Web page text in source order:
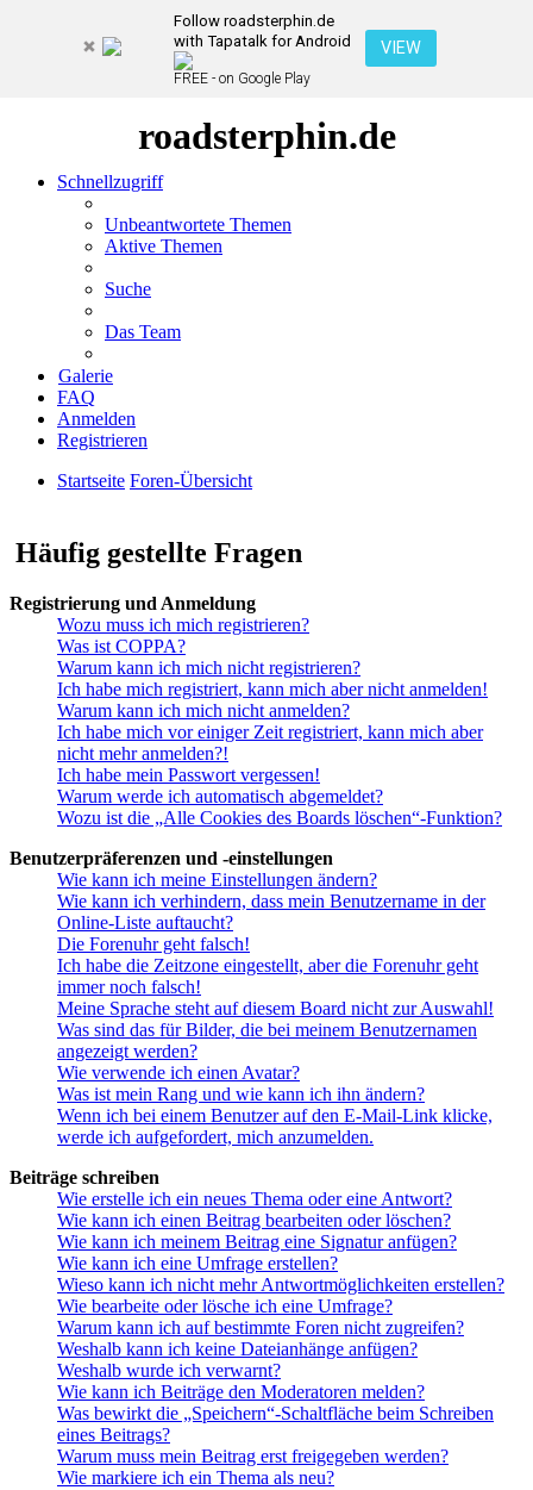
Follow roadsterphin.de
with Tapatalk for Android
FREE - on Google Play
VIEW
roadsterphin.de
Schnellzugriff
Unbeantwortete Themen
Aktive Themen
Suche
Das Team
Galerie
FAQ
Anmelden
Registrieren
Startseite Foren-Übersicht
Häufig gestellte Fragen
Registrierung und Anmeldung
Wozu muss ich mich registrieren?
Was ist COPPA?
Warum kann ich mich nicht registrieren?
Ich habe mich registriert, kann mich aber nicht anmelden!
Warum kann ich mich nicht anmelden?
Ich habe mich vor einiger Zeit registriert, kann mich aber
nicht mehr anmelden?!
Ich habe mein Passwort vergessen!
Warum werde ich automatisch abgemeldet?
Wozu ist die „Alle Cookies des Boards löschen“-Funktion?
Benutzerpräferenzen und -einstellungen
Wie kann ich meine Einstellungen ändern?
Wie kann ich verhindern, dass mein Benutzername in der
Online-Liste auftaucht?
Die Forenuhr geht falsch!
Ich habe die Zeitzone eingestellt, aber die Forenuhr geht
immer noch falsch!
Meine Sprache steht auf diesem Board nicht zur Auswahl!
Was sind das für Bilder, die bei meinem Benutzernamen
angezeigt werden?
Wie verwende ich einen Avatar?
Was ist mein Rang und wie kann ich ihn ändern?
Wenn ich bei einem Benutzer auf den E-Mail-Link klicke,
werde ich aufgefordert, mich anzumelden.
Beiträge schreiben
Wie erstelle ich ein neues Thema oder eine Antwort?
Wie kann ich einen Beitrag bearbeiten oder löschen?
Wie kann ich meinem Beitrag eine Signatur anfügen?
Wie kann ich eine Umfrage erstellen?
Wieso kann ich nicht mehr Antwortmöglichkeiten erstellen?
Wie bearbeite oder lösche ich eine Umfrage?
Warum kann ich auf bestimmte Foren nicht zugreifen?
Weshalb kann ich keine Dateianhänge anfügen?
Weshalb wurde ich verwarnt?
Wie kann ich Beiträge den Moderatoren melden?
Was bewirkt die „Speichern“-Schaltfläche beim Schreiben
eines Beitrags?
Warum muss mein Beitrag erst freigegeben werden?
Wie markiere ich ein Thema als neu?